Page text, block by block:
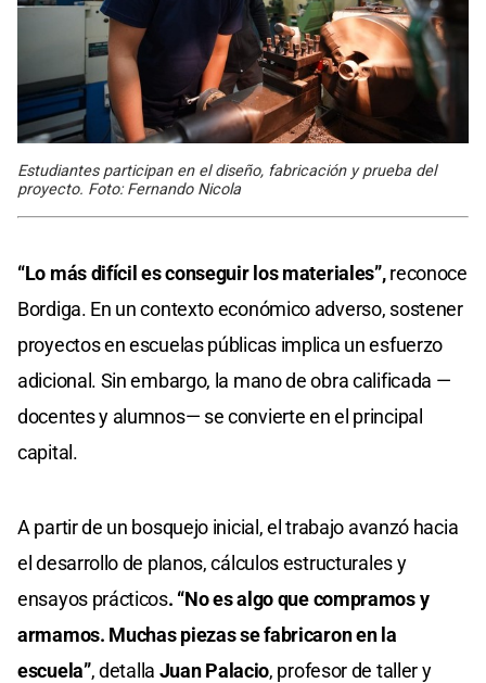
Estudiantes participan en el diseño, fabricación y prueba del
proyecto. Foto: Fernando Nicola
“Lo más difícil es conseguir los materiales”,reconoce
Bordiga. En un contexto económico adverso, sostener
proyectos en escuelas públicas implica un esfuerzo
adicional. Sin embargo, la mano de obra calificada —
docentes y alumnos— se convierte en el principal
capital.
A partir de un bosquejo inicial, el trabajo avanzó hacia
el desarrollo de planos, cálculos estructurales y
ensayos prácticos. “No es algo que compramos y
armamos. Muchas piezas se fabricaron en la
escuela”, detalla Juan Palacio, profesor de taller y